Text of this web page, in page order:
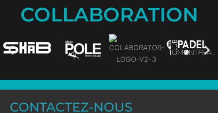
COLLABORATION
CONTACTEZ-NOUS